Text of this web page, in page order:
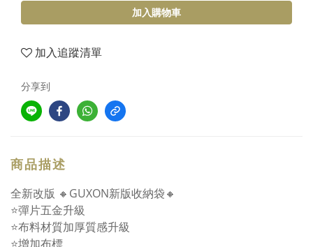
加入購物車
加入追蹤清單
分享到
商品描述
全新改版 🔸GUXON新版收納袋🔸
⭐彈片五金升級
⭐布料材質加厚質感升級
⭐增加布標